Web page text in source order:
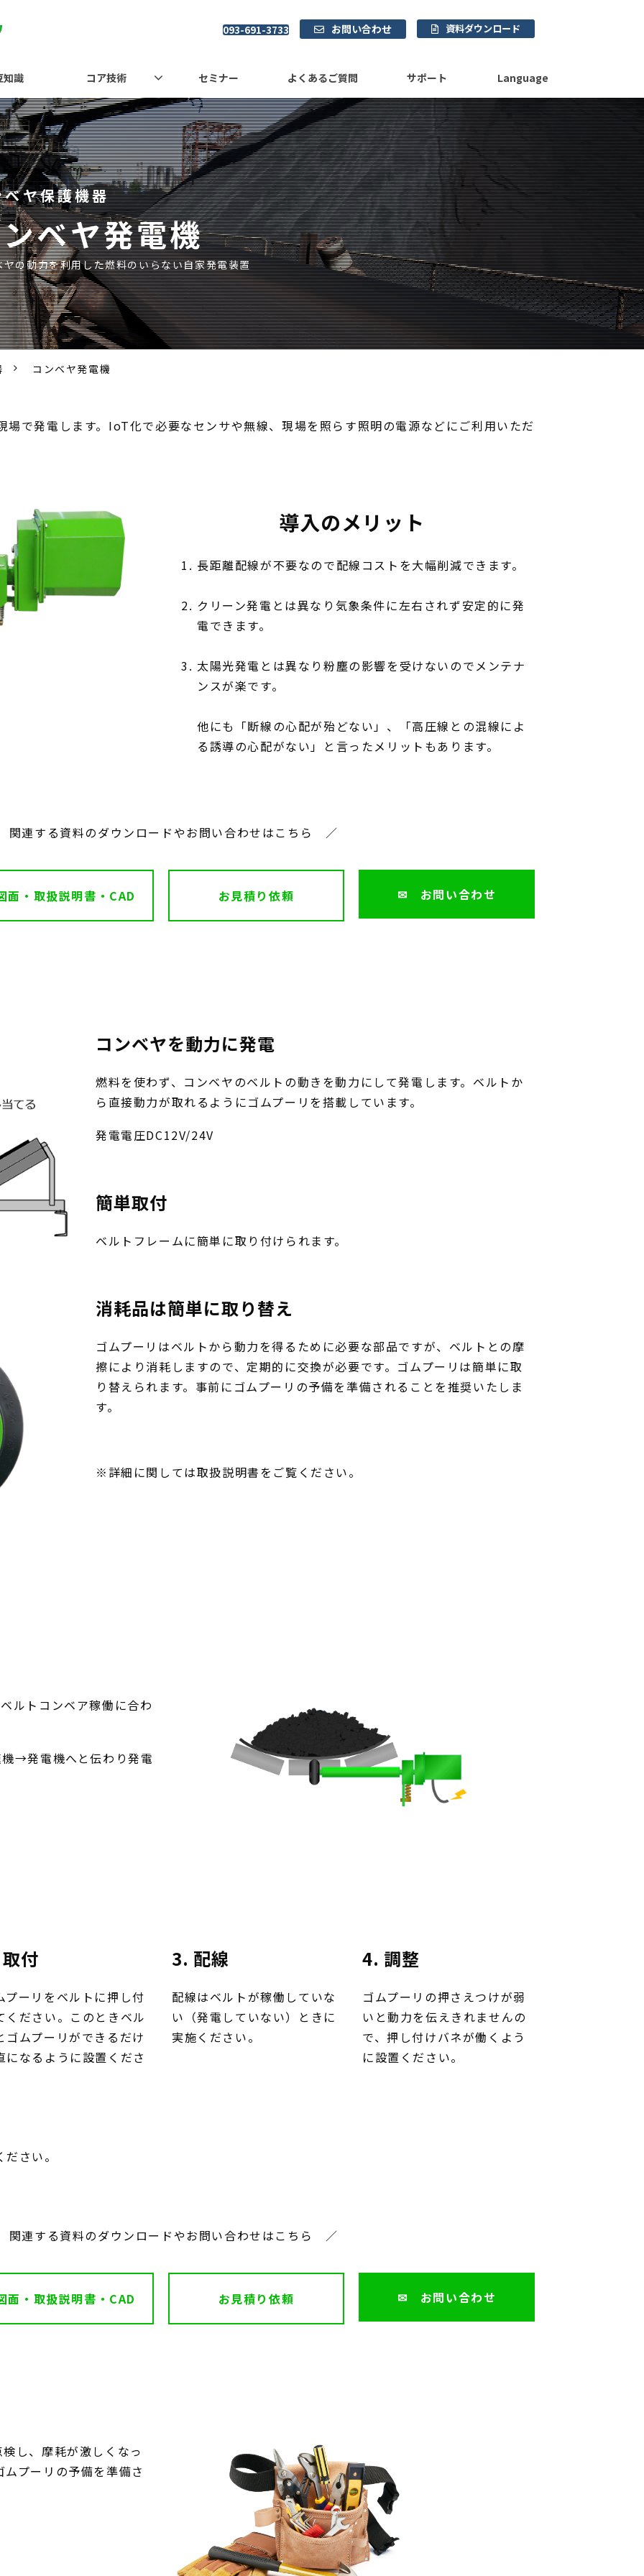
093-691-3733 お問い合わせ 資料ダウンロード
知識 コア技術 セミナー よくあるご質問 サポート Language
ベヤ保護機器
ベヤ発電機
ヤの動力を利用した燃料のいらない自家発電装置
コンベヤ発電機
場で発電します。IoT化で必要なセンサや無線、現場を照らす照明の電源などにご利用いただ
導入のメリット
長距離配線が不要なので配線コストを大幅削減できます。
クリーン発電とは異なり気象条件に左右されず安定的に発
電できます。
太陽光発電とは異なり粉塵の影響を受けないのでメンテナ
ンスが楽です。
他にも「断線の心配が殆どない」、「高圧線との混線によ
る誘導の心配がない」と言ったメリットもあります。
連する資料のダウンロードやお問い合わせはこちら ／
面・取扱説明書・CAD お見積り依頼 ✉ お問い合わせ
コンベヤを動力に発電
燃料を使わず、コンベヤのベルトの動きを動力にして発電します。ベルトか
ら直接動力が取れるようにゴムプーリを搭載しています。
発電電圧DC12V/24V
簡単取付
ベルトフレームに簡単に取り付けられます。
消耗品は簡単に取り替え
ゴムプーリはベルトから動力を得るために必要な部品ですが、ベルトとの摩
擦により消耗しますので、定期的に交換が必要です。ゴムプーリは簡単に取
り替えられます。事前にゴムプーリの予備を準備されることを推奨いたしま
す。
※詳細に関しては取扱説明書をご覧ください。
ルトコンベア稼働に合わ
→発電機へと伝わり発電
付
プーリをベルトに押し付
ください。このときベル
ゴムプーリができるだけ
になるように設置くださ
3. 配線
配線はベルトが稼働していな
い（発電していない）ときに
実施ください。
4. 調整
ゴムプーリの押さえつけが弱
いと動力を伝えきれませんの
で、押し付けバネが働くよう
に設置ください。
さい。
連する資料のダウンロードやお問い合わせはこちら ／
面・取扱説明書・CAD お見積り依頼 ✉ お問い合わせ
し、摩耗が激しくなっ
プーリの予備を準備さ